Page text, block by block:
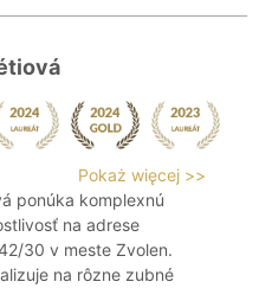
Pokaż więcej >>
ponúka komplexnú
na adrese
30 v meste Zvolen.
na rôzne zubné